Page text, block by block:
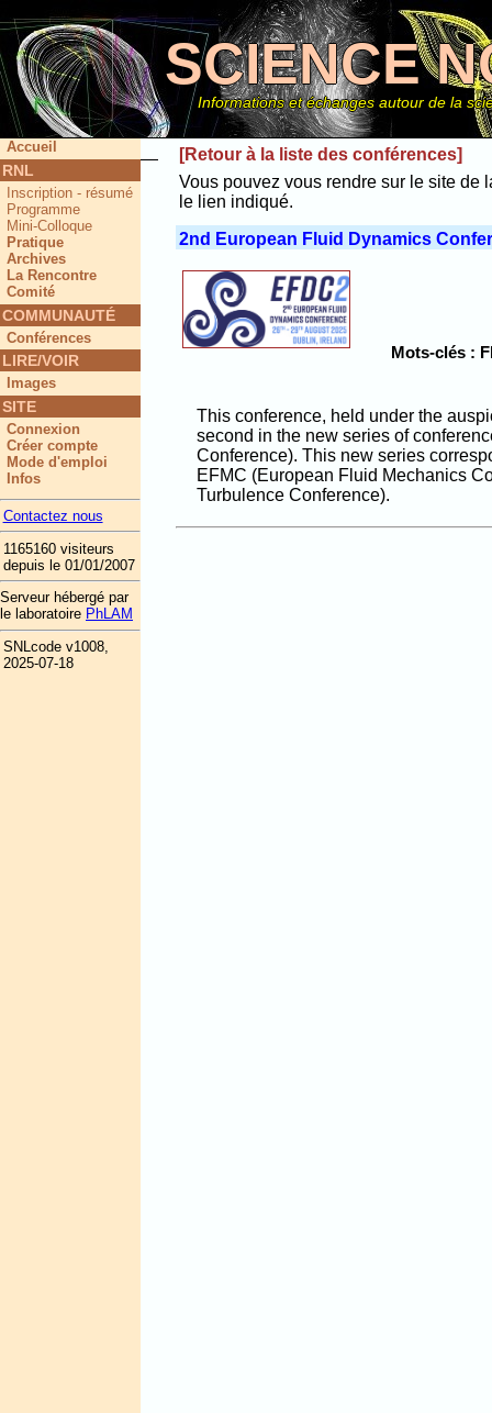
SCIENCE
Informations et échanges autour de la
[Retour à la liste des conférences]
Vous pouvez vous rendre sur le site de
le lien indiqué.
2nd European Fluid Dynamics
Mots-clés :
This conference, held under the
second in the new series of
Conference). This new series
EFMC (European Fluid Mechanics
Turbulence Conference).
Accueil
RNL
Inscription - résumé
Programme
Mini-Colloque
Pratique
Archives
La Rencontre
Comité
COMMUNAUTÉ
Conférences
LIRE/VOIR
Images
SITE
Connexion
Créer compte
Mode d'emploi
Infos
Contactez nous
1165160 visiteurs
depuis le 01/01/2007
Serveur hébergé par
le laboratoire PhLAM
SNLcode v1008,
2025-07-18
Ce site